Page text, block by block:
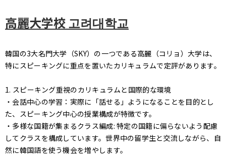
高麗大学校 고려대학교
韓国の3大名門大学（SKY）の一つである高麗（コリョ）大学は、
特にスピーキングに重点を置いたカリキュラムで定評があります。
1. スピーキング重視のカリキュラムと国際的な環境
・会話中心の学習：実際に「話せる」ようになることを目的とし
た、スピーキング中心の授業構成が特徴です。
・多様な国籍が集まるクラス編成: 特定の国籍に偏らないよう配慮
してクラスを構成しています。世界中の留学生と交流しながら、自
然に韓国語を使う機会を増やします。